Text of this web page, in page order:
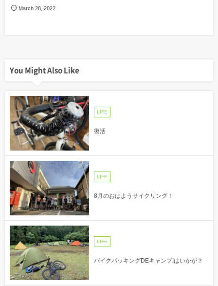
March 28 ,2022
You Might Also Like
LIFE
復活
LIFE
8月のおはようサイクリング！
LIFE
バイクパッキングDEキャンプ!はいかが？